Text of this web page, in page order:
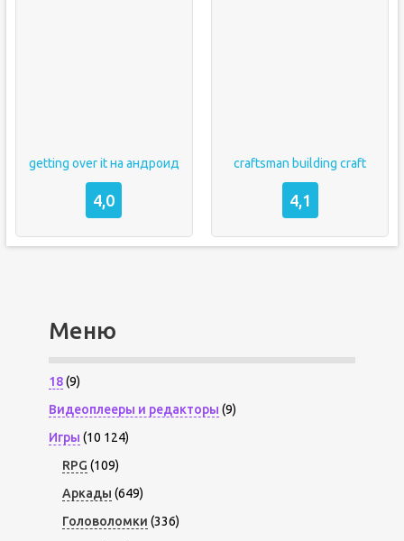
getting over it на андроид
4,0
craftsman building craft
4,1
Меню
18(9)
Видеоплееры и редакторы (9)
Игры (10 124)
RPG (109)
Аркады (649)
Головоломки (336)